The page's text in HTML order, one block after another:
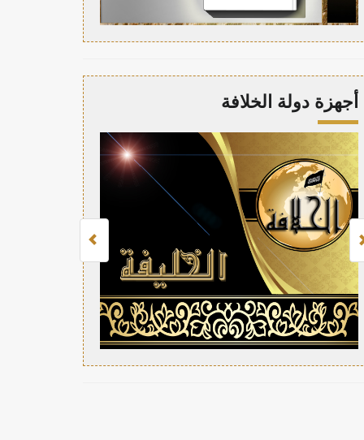
أجهزة دولة الخلافة